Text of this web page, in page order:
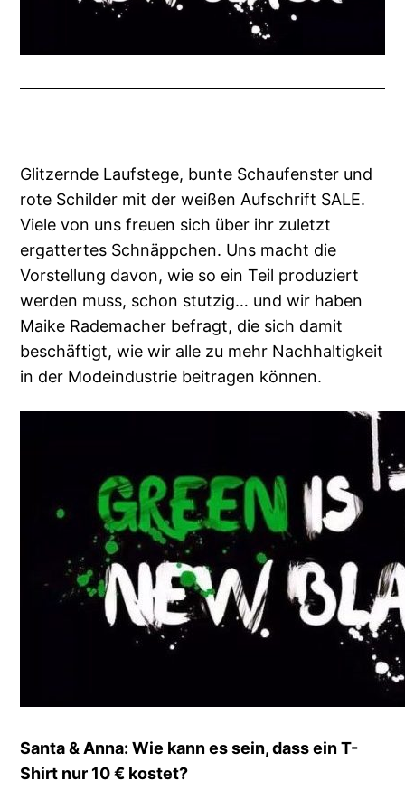
Glitzernde Laufstege, bunte Schaufenster und
rote Schilder mit der weißen Aufschrift SALE.
Viele von uns freuen sich über ihr zuletzt
ergattertes Schnäppchen. Uns macht die
Vorstellung davon, wie so ein Teil produziert
werden muss, schon stutzig… und wir haben
Maike Rademacher befragt, die sich damit
beschäftigt, wie wir alle zu mehr Nachhaltigkeit
in der Modeindustrie beitragen können.
Santa & Anna: Wie kann es sein, dass ein T-
Shirt nur 10 € kostet?